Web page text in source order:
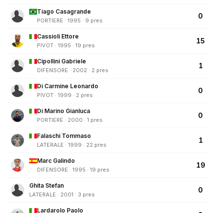
Tiago Casagrande
PORTIERE · 1995 · 9 pres
0
Cassioli Ettore
PIVOT · 1995 · 19 pres
15
Cipollini Gabriele
DIFENSORE · 2002 · 2 pres
1
Di Carmine Leonardo
PIVOT · 1999 · 2 pres
0
Di Marino Gianluca
PORTIERE · 2000 · 1 pres
0
Falaschi Tommaso
LATERALE · 1999 · 22 pres
1
Marc Galindo
DIFENSORE · 1995 · 19 pres
19
Ghita Stefan
LATERALE · 2001 · 3 pres
0
Lardarolo Paolo